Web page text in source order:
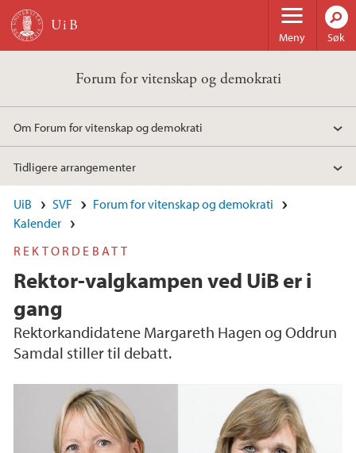
Hopp til hovedinnhold
Meny Søk
Forum for vitenskap og demokrati
Om Forum for vitenskap og demokrati
Tidligere arrangementer
UiB SVF
Forum for vitenskap og demokrati
Kalender
REKTORDEBATT
Rektor-valgkampen ved UiB er i
gang
Rektorkandidatene Margareth Hagen og Oddrun
Samdal stiller til debatt.